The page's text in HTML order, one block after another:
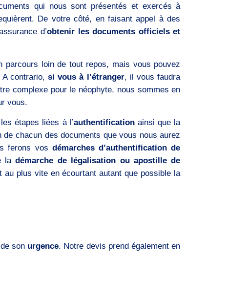
qui nous sont présentés et exercés à
De votre côté, en faisant appel à des
d’obtenir les documents officiels et
loin de tout repos, mais vous pouvez
A contrario, si vous à l’étranger, il vous faudra
complexe pour le néophyte, nous sommes en
vous.
étapes liées à l’authentificationainsi que la
chacun des documents que vous nous aurez
ferons vos démarches d’authentification de
ladémarche de légalisation ou apostille de
plus vite en écourtant autant que possible la
son urgence. Notre devis prend également en